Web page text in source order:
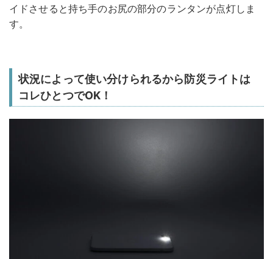
イドさせると持ち手のお尻の部分のランタンが点灯しま
す。
状況によって使い分けられるから防災ライトは
コレひとつでOK！